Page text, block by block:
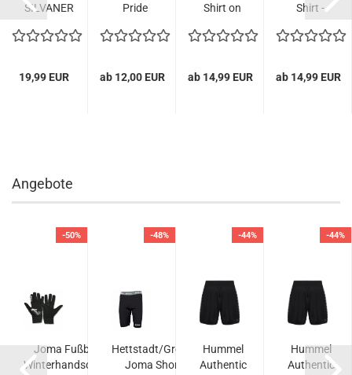
SILVANER
19,99 EUR
Pride
Woven
kurz...
ab 12,00 EUR
Shirt on
ab 14,99 EUR
Shirt -
Stark.
ab 14,99 EUR
Angebote
-50%
Joma Fußball
Winterhandschuh
-48%
Hettstadt/Greußenheim
Joma Short Fleece
-44%
Hummel
Authentic
-44%
Hummel
Authentic